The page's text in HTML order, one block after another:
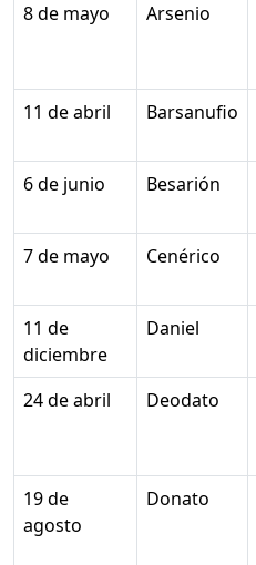
8 de mayo Arsenio
11 de abril Barsanufio
6 de junio
Besarión
7 de mayo Cenérico
11 de
diciembre
Daniel
24 de abril
Deodato
19 de
agosto
Donato